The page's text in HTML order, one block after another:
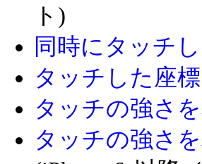
ト)
同時にタッチ
タッチした座
タッチの強さ
タッチの強さ